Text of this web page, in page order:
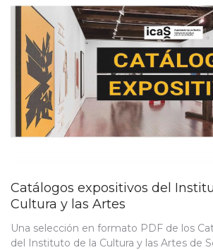
Catálogos expositivos del
Cultura y las Artes
Una selección en formato PDF de los
del Instituto de la Cultura y las Artes de